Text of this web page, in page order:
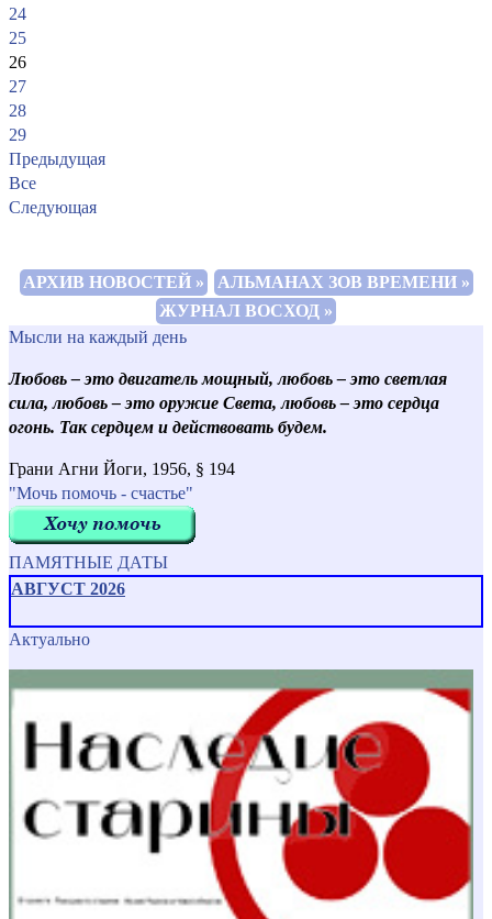
24
25
26
27
28
29
Предыдущая
Все
Следующая
АРХИВ НОВОСТЕЙ »
АЛЬМАНАХ ЗОВ ВРЕМЕНИ »
ЖУРНАЛ ВОСХОД »
Мысли на каждый день
Любовь – это двигатель мощный, любовь – это светлая
сила, любовь – это оружие Света, любовь – это сердца
огонь. Так сердцем и действовать будем.
Грани Агни Йоги, 1956, § 194
"Мочь помочь - счастье"
ПАМЯТНЫЕ ДАТЫ
АВГУСТ 2026
Актуально